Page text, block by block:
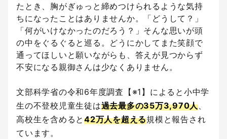
たとき、胸がぎゅっと締めつけられるような気持
ちになったことはありませんか。「どうして？」
「何がいけなかったのだろう？」そんな思いが頭
の中をぐるぐると巡る。どうにかしてまた笑顔で
通ってほしいと願いながらも、答えが見つからず
不安になる親御さんは少なくありません。
文部科学省の令和6年度調査【※1】によると小中学
生の不登校児童生徒は過去最多の35万3,970人、
高校生を含めると 42万人を超える規模と報告され
ています。